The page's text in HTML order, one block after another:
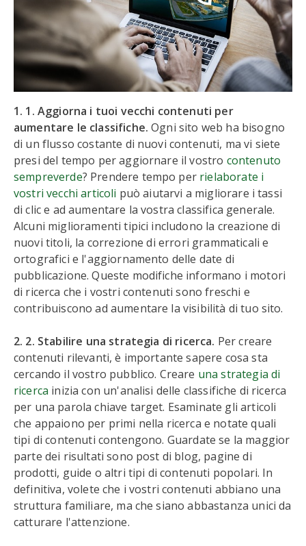
1. 1. Aggiorna i tuoi vecchi contenuti per
aumentare le classifiche. Ogni sito web ha bisogno
di un flusso costante di nuovi contenuti, ma vi siete
presi del tempo per aggiornare il vostro contenuto
sempreverde? Prendere tempo per rielaborate i
vostri vecchi articoli può aiutarvi a migliorare i tassi
di clic e ad aumentare la vostra classifica generale.
Alcuni miglioramenti tipici includono la creazione di
nuovi titoli, la correzione di errori grammaticali e
ortografici e l'aggiornamento delle date di
pubblicazione. Queste modifiche informano i motori
di ricerca che i vostri contenuti sono freschi e
contribuiscono ad aumentare la visibilità di tuo sito.
2. 2. Stabilire una strategia di ricerca. Per creare
contenuti rilevanti, è importante sapere cosa sta
cercando il vostro pubblico. Creare una strategia di
ricerca inizia con un'analisi delle classifiche di ricerca
per una parola chiave target. Esaminate gli articoli
che appaiono per primi nella ricerca e notate quali
tipi di contenuti contengono. Guardate se la maggior
parte dei risultati sono post di blog, pagine di
prodotti, guide o altri tipi di contenuti popolari. In
definitiva, volete che i vostri contenuti abbiano una
struttura familiare, ma che siano abbastanza unici da
catturare l'attenzione.